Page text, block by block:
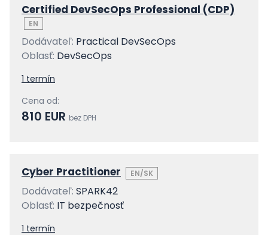
Certified DevSecOps Professional (CDP)
EN
Dodávateľ: Practical DevSecOps
Oblasť: DevSecOps
1 termín
Cena od:
810 EUR bez DPH
Cyber Practitioner EN/SK
Dodávateľ: SPARK42
Oblasť: IT bezpečnosť
1 termín